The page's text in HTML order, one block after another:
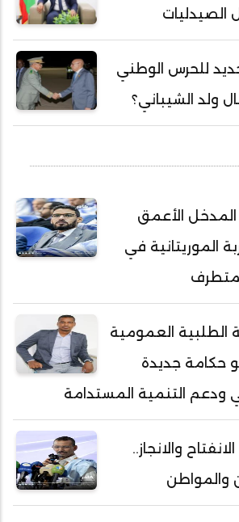
الصيدليات
للحرس الوطني
ولد الشيباني؟
الأعمق
الموريتانية في
العمومية
حكامة جديدة
ودعم التنمية المستدامة
والانجاز..
والمواطن